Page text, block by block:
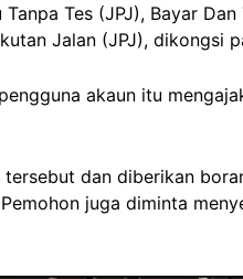
Tanpa Tes (JPJ), Bayar
Jalan (JPJ), dikongsi
akaun itu
dan diberikan
juga diminta